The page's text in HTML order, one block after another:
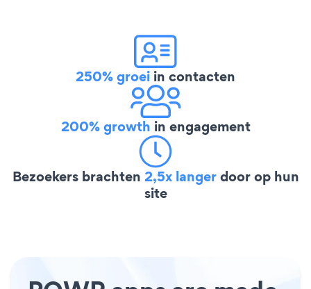
250% groei in contacten
200% growth in engagement
Bezoekers brachten 2,5x langerdoor op hun
site